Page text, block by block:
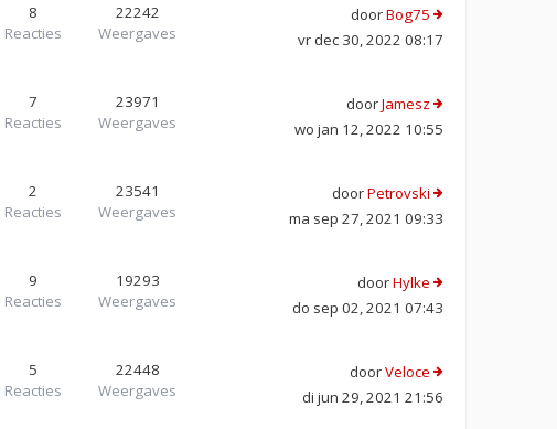
8
Reacties
22242
Weergaves
doorBog75
vr dec 30, 2022 08:17
7
Reacties
23971
Weergaves
doorJamesz
wo jan 12, 2022 10:55
2
Reacties
23541
Weergaves
doorPetrovski
ma sep 27, 2021 09:33
9
Reacties
19293
Weergaves
doorHylke
do sep 02, 2021 07:43
5
Reacties
22448
Weergaves
doorVeloce
di jun 29, 2021 21:56